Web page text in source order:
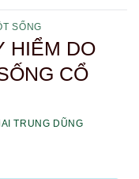
SỐNG
HIỂM DO
CỔ
TRUNG DŨNG